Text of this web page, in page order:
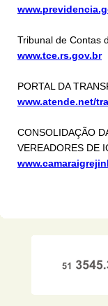
Tribunal de Contas
www.tce.rs.gov.br
PORTAL DA
www.atende.net/
CONSOLIDAÇÃO
VEREADORES DE